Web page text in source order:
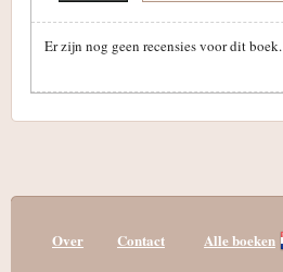
Er zijn nog geen recensies voor dit boek.
Over Contact Alle boeken